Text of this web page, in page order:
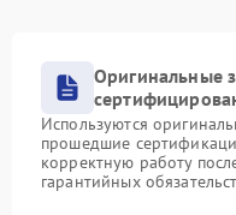
Оригинальные
Используются
прошедшие
корректную работу
гарантийных